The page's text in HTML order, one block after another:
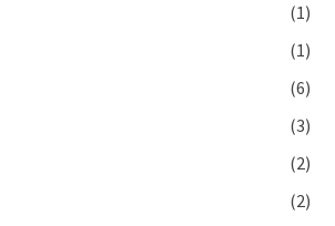
(1)
(1)
(6)
(3)
(2)
(2)